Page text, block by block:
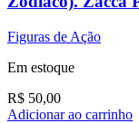
Figuras de Ação
Em estoque
R$ 50,00
Adicionar ao carrinho